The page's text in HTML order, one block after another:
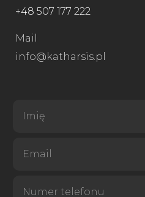
+48 507 177 222
Mail
info@katharsis.pl